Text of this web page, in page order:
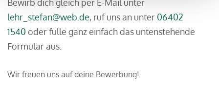
Bewirb dich gleich per E-Mail unter
lehr_stefan@web.de, ruf uns an unter 06402
1540 oder fülle ganz einfach das untenstehende
Formular aus.
Wir freuen uns auf deine Bewerbung!